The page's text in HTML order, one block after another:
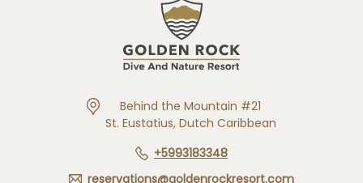
Behind the Mountain #21
St. Eustatius, Dutch Caribbean
+5993183348
reservations@goldenrockresort.com